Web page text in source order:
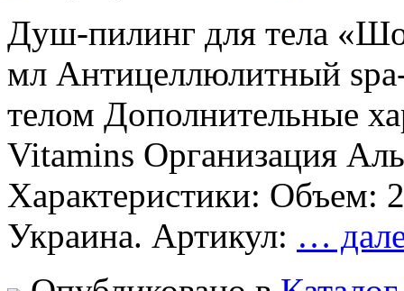
Душ-пилинг для тела
мл Антицеллюлитный
телом Дополнительные
Vitamins Организация
Характеристики: Объем:
Украина. Артикул: …